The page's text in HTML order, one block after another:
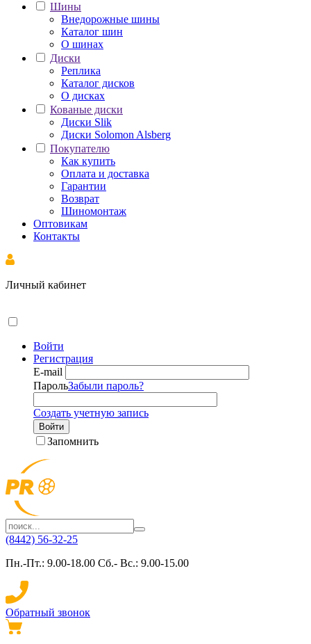
Шины
Внедорожные шины
Каталог шин
О шинах
Диски
Реплика
Каталог дисков
О дисках
Кованые диски
Диски Slik
Диски Solomon Alsberg
Покупателю
Как купить
Оплата и доставка
Гарантии
Возврат
Шиномонтаж
Оптовикам
Контакты
Личный кабинет
Войти
Регистрация
E-mail
ПарольЗабыли пароль?
Создать учетную запись
Войти
Запомнить
(8442) 56-32-25
Пн.-Пт.: 9.00-18.00 Сб.- Вс.: 9.00-15.00
Обратный звонок